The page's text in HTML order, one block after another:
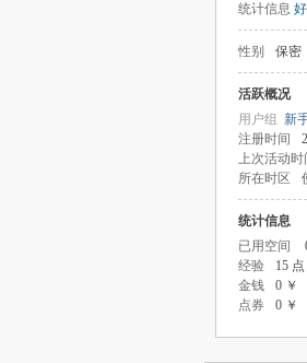
统计信息
性别 保密
活跃概况
用户组 新
注册时间
上次活动时
所在时区
统计信息
已用空间
经验
15 点
金钱
0 ￥
点券
0 ￥